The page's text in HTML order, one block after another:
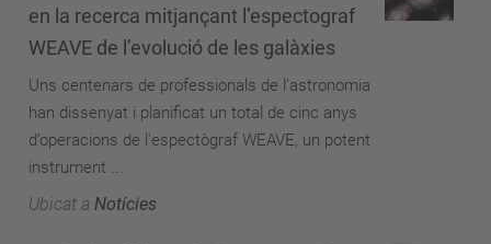
en la recerca mitjançant l’espectograf
WEAVE de l’evolució de les galàxies
Uns centenars de professionals de l’astronomia
han dissenyat i planificat un total de cinc anys
d’operacions de l'espectògraf WEAVE, un potent
instrument ...
Ubicat a Notícies